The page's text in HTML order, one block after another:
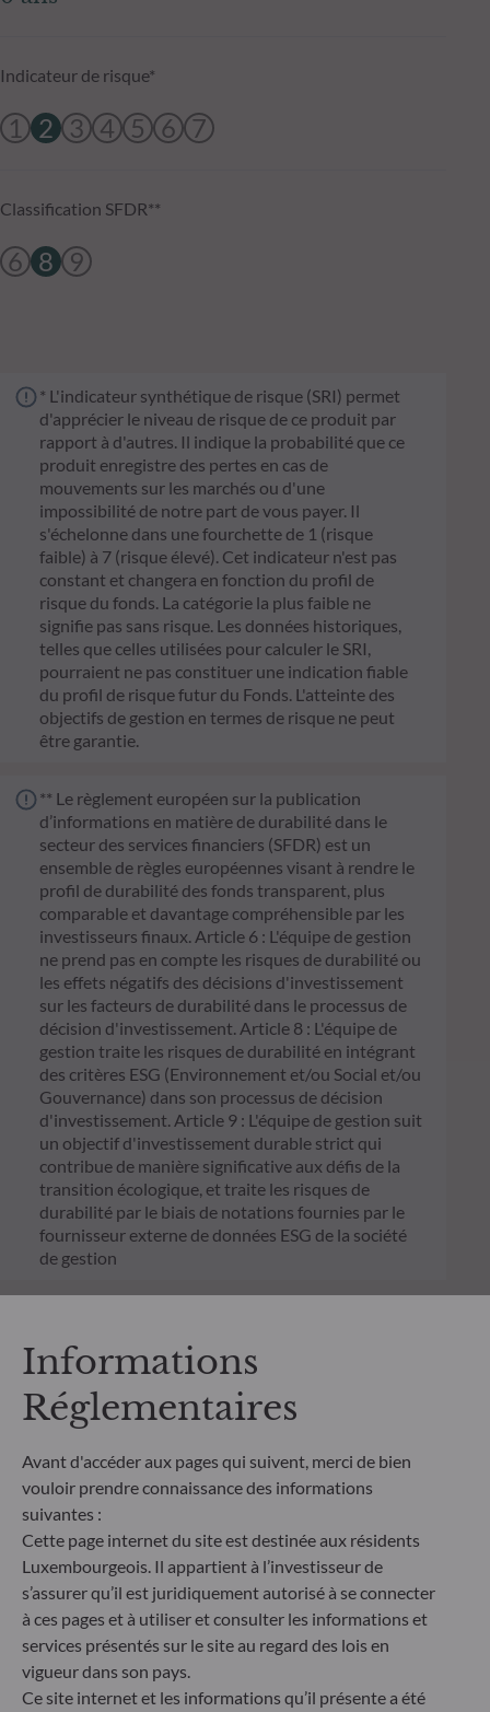
Indicateur de risque*
1 2 3 4 5 6 7
Classification SFDR**
6 8 9
* L'indicateur synthétique de risque (SRI) permet
d'apprécier le niveau de risque de ce produit par
rapport à d'autres. Il indique la probabilité que ce
produit enregistre des pertes en cas de
mouvements sur les marchés ou d'une
impossibilité de notre part de vous payer. Il
s'échelonne dans une fourchette de 1 (risque
faible) à 7 (risque élevé). Cet indicateur n'est pas
constant et changera en fonction du profil de
risque du fonds. La catégorie la plus faible ne
signifie pas sans risque. Les données historiques,
telles que celles utilisées pour calculer le SRI,
pourraient ne pas constituer une indication fiable
du profil de risque futur du Fonds. L'atteinte des
objectifs de gestion en termes de risque ne peut
être garantie.
** Le règlement européen sur la publication
d’informations en matière de durabilité dans le
secteur des services financiers (SFDR) est un
ensemble de règles européennes visant à rendre le
profil de durabilité des fonds transparent, plus
comparable et davantage compréhensible par les
investisseurs finaux. Article 6 : L'équipe de gestion
ne prend pas en compte les risques de durabilité ou
les effets négatifs des décisions d'investissement
sur les facteurs de durabilité dans le processus de
décision d'investissement. Article 8 : L'équipe de
gestion traite les risques de durabilité en intégrant
des critères ESG (Environnement et/ou Social et/ou
Gouvernance) dans son processus de décision
d'investissement. Article 9 : L'équipe de gestion suit
un objectif d'investissement durable strict qui
contribue de manière significative aux défis de la
transition écologique, et traite les risques de
durabilité par le biais de notations fournies par le
fournisseur externe de données ESG de la société
de gestion
Features
Date création du fonds
04.08.2025
Date création de la part
11.08.2025
Indicateur de référence
N/A
Informations
Réglementaires
Avant d'accéder aux pages qui suivent, merci de bien
vouloir prendre connaissance des informations
suivantes :
Cette page internet du site est destinée aux résidents
Luxembourgeois. Il appartient à l’investisseur de
s’assurer qu’il est juridiquement autorisé à se connecter
à ces pages et à utiliser et consulter les informations et
services présentés sur le site au regard des lois en
vigueur dans son pays.
Ce site internet et les informations qu’il présente a été